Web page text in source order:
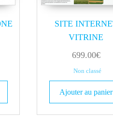
SITE
VITRINE
699.00€
Non classé
Ajouter au panier